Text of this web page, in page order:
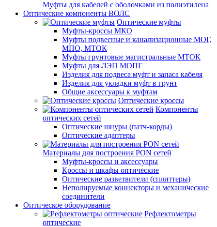
Муфты для кабелей с оболочками из полиэтилена
Оптические компоненты ВОЛС
Оптические муфты
Муфты-кроссы МКО
Муфты подвесные и канализационные МОГ,
МПО, МТОК
Муфты грунтовые магистральные МТОК
Муфты для ЛЭП МОПГ
Изделия для подвеса муфт и запаса кабеля
Изделия для укладки муфт в грунт
Общие аксессуары к муфтам
Оптические кроссы
Компоненты
оптических сетей
Оптические шнуры (патч-корды)
Оптические адаптеры
Материалы для построения PON сетей
Муфты-кроссы и аксессуары
Кроссы и шкафы оптические
Оптические разветвители (сплиттеры)
Неполируемые коннекторы и механические
соединители
Оптическое оборудование
Рефлектометры
оптические